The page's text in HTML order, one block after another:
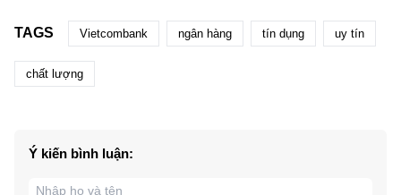
TAGS Vietcombank ngân hàng tín dụng uy tín
chất lượng
Ý kiến bình luận: